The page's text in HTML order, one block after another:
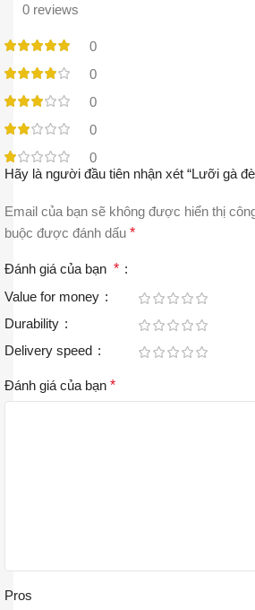
0 reviews
0
0
0
0
0
Hãy là người đầu tiên nhận xét “Lưỡi gà
Email của bạn sẽ không được hiển thị
buộc được đánh dấu *
Đánh giá của bạn *
Value for money
Durability
Delivery speed
Đánh giá của bạn *
Pros